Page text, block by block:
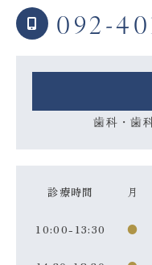
092-
歯科・歯
診療時間 月
10:00-13:30 ●